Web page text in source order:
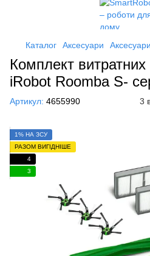
Каталог Аксесуари
Комплект витратних
iRobot Roomba S-
Артикул: 4655990 3
1% НА ЗСУ
РАЗОМ ВИГІДНІШЕ
4
3